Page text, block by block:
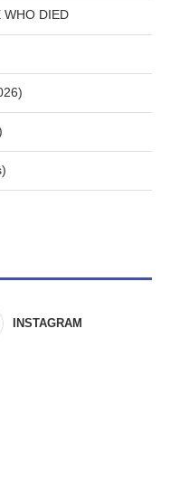
WHO DIED
INSTAGRAM